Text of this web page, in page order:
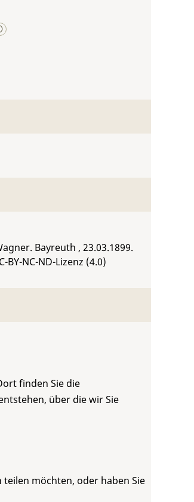
Bayreuth , 23.03.1899.
BY-NC-ND-Lizenz (4.0)
finden Sie die
über die wir Sie
möchten, oder haben Sie